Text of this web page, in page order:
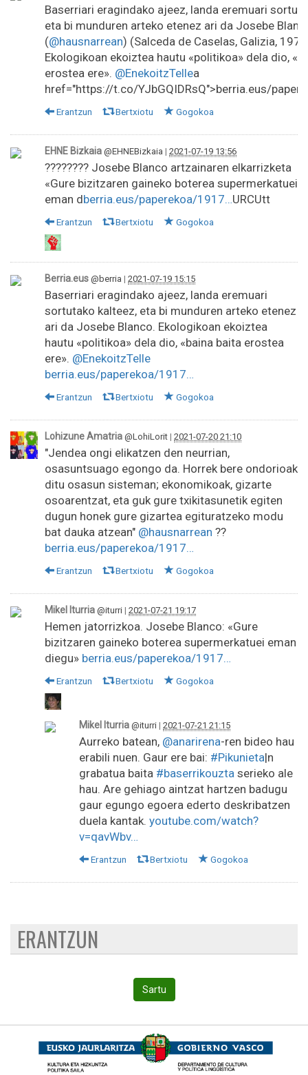
Baserriari eragindako ajeez, landa eremuari
eta bi munduren arteko etenez ari da Josebe
(@hausnarrean) (Salceda de Caselas, Galizia,
Ekologikoan ekoiztea hautu «politikoa» dela dio,
erostea ere». @EnekoitzTellea
href="https://t.co/YJbGQIDRsQ">berria.eus/
Erantzun Bertxiotu Gogokoa
EHNE Bizkaia @EHNEBizkaia | 2021-07-19 13:56
???????? Josebe Blanco artzainaren elkarrizketa
«Gure bizitzaren gaineko boterea supermerkatuei
eman dberria.eus/paperekoa/1917…URCUtt
Erantzun Bertxiotu Gogokoa
Berria.eus @berria | 2021-07-19 15:15
Baserriari eragindako ajeez, landa eremuari
sortutako kalteez, eta bi munduren arteko etenez
ari da Josebe Blanco. Ekologikoan ekoiztea
hautu «politikoa» dela dio, «baina baita erostea
ere». @EnekoitzTelle
berria.eus/paperekoa/1917…
Erantzun Bertxiotu Gogokoa
Lohizune Amatria @LohiLorit | 2021-07-20 21:10
"Jendea ongi elikatzen den neurrian,
osasuntsuago egongo da. Horrek bere ondorioak
ditu osasun sisteman; ekonomikoak, gizarte
osoarentzat, eta guk gure txikitasunetik egiten
dugun honek gure gizartea egituratzeko modu
bat dauka atzean" @hausnarrean ??
berria.eus/paperekoa/1917…
Erantzun Bertxiotu Gogokoa
Mikel Iturria @iturri | 2021-07-21 19:17
Hemen jatorrizkoa. Josebe Blanco: «Gure
bizitzaren gaineko boterea supermerkatuei eman
diegu» berria.eus/paperekoa/1917…
Erantzun Bertxiotu Gogokoa
Mikel Iturria @iturri | 2021-07-21 21:15
Aurreko batean, @anarirena-ren bideo hau
erabili nuen. Gaur ere bai: #Pikunieta|n
grabatua baita #baserrikouzta serieko ale
hau. Are gehiago aintzat hartzen badugu
gaur egungo egoera ederto deskribatzen
duela kantak. youtube.com/watch?
v=qavWbv…
Erantzun Bertxiotu Gogokoa
ERANTZUN
Sartu